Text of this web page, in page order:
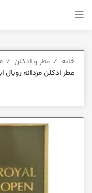
خانه عطر و ادکلن
عطر ادکلن مردانه رویال